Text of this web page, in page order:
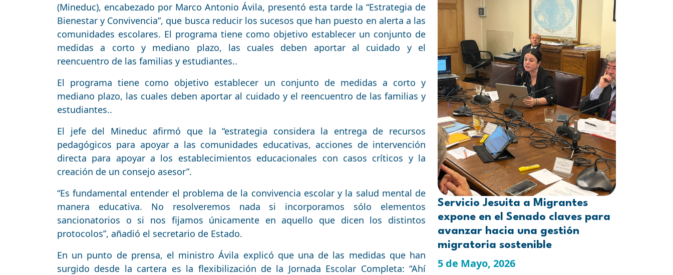
(Mineduc), encabezado por Marco Antonio Ávila, presentó esta tarde la “Estrategia de
Bienestar y Convivencia”, que busca reducir los sucesos que han puesto en alerta a las
comunidades escolares. El programa tiene como objetivo establecer un conjunto de
medidas a corto y mediano plazo, las cuales deben aportar al cuidado y el
reencuentro de las familias y estudiantes..
El programa tiene como objetivo establecer un conjunto de medidas a corto y
mediano plazo, las cuales deben aportar al cuidado y el reencuentro de las familias y
estudiantes..
El jefe del Mineduc afirmó que la “estrategia considera la entrega de recursos
pedagógicos para apoyar a las comunidades educativas, acciones de intervención
directa para apoyar a los establecimientos educacionales con casos críticos y la
creación de un consejo asesor”.
“Es fundamental entender el problema de la convivencia escolar y la salud mental de
manera educativa. No resolveremos nada si incorporamos sólo elementos
sancionatorios o si nos fijamos únicamente en aquello que dicen los distintos
protocolos”, añadió el secretario de Estado.
En un punto de prensa, el ministro Ávila explicó que una de las medidas que han
surgido desde la cartera es la flexibilización de la Jornada Escolar Completa: “Ahí
Servicio Jesuita a Migrantes
expone en el Senado claves para
avanzar hacia una gestión
migratoria sostenible
5 de Mayo, 2026